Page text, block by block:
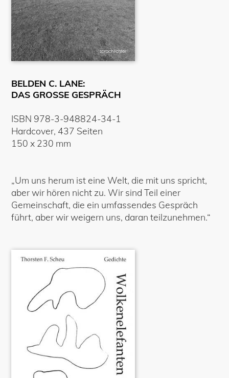
BELDEN C. LANE:
DAS GROSSE GESPRÄCH
ISBN 978-3-948824-34-1
Hardcover, 437 Seiten
150 x 230 mm
„Um uns herum ist eine Welt, die mit uns spricht,
aber wir hören nicht zu. Wir sind Teil einer
Gemeinschaft, die ein umfassendes Gespräch
führt, aber wir weigern uns, daran teilzunehmen.“